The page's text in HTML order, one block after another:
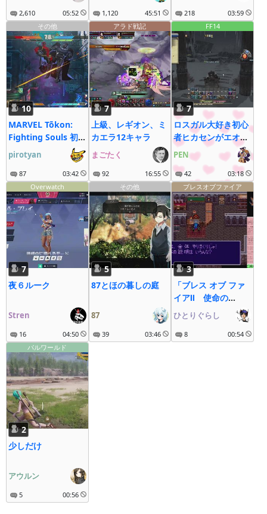
2,610 05:52 1,120 45:51 218
03:59
その他
10
MARVEL Tōkon:
Fighting Souls 初
見
pirotyan
87 03:42
アラド戦記
7
上級、レギオン、ミ
カエラ12キャラ
まごたく
92 16:55
FF14
7
ロスガル大好き初心
者ヒカセンがエオル
ゼアに立つ
PEN
42
03:18
Overwatch
7
夜６ルーク
Stren
16 04:50
その他
5
87とほの暮しの庭
87
39 03:46
ブレスオブファイア
3
「ブレス オブ ファ
イアⅡ 使命の
子」 黙々まったり
初見プレイ 第39回
ひとりぐらし
8
00:54
パルワールド
2
少しだけ
アウルン
5 00:56